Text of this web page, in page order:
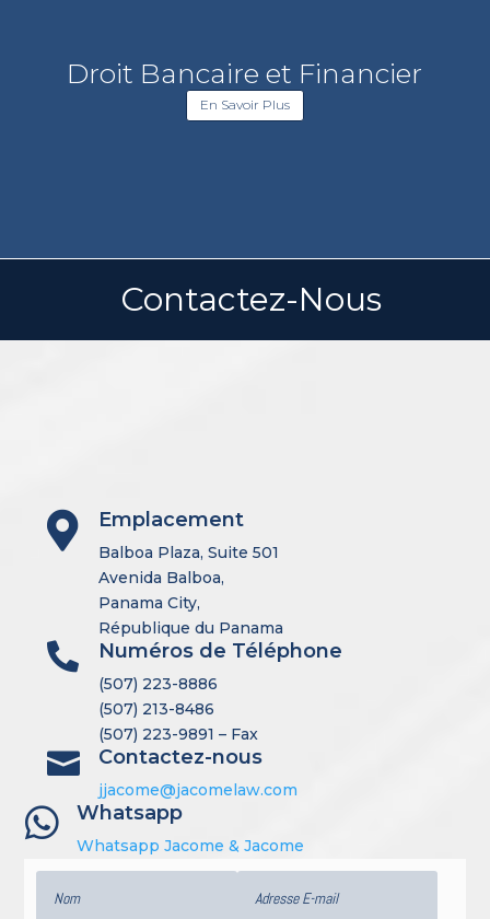
Droit Bancaire et Financier
En Savoir Plus
Contactez-Nous
 Emplacement
Balboa Plaza, Suite 501
Avenida Balboa,
Panama City,
République du Panama
 Numéros de Téléphone
(507) 223-8886
(507) 213-8486
(507) 223-9891 – Fax
 Contactez-nous
jjacome@jacomelaw.com
 Whatsapp
Whatsapp Jacome & Jacome